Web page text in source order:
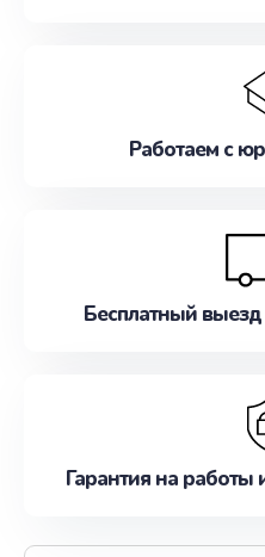
Работаем с
Бесплатный выезд
Гарантия на работы